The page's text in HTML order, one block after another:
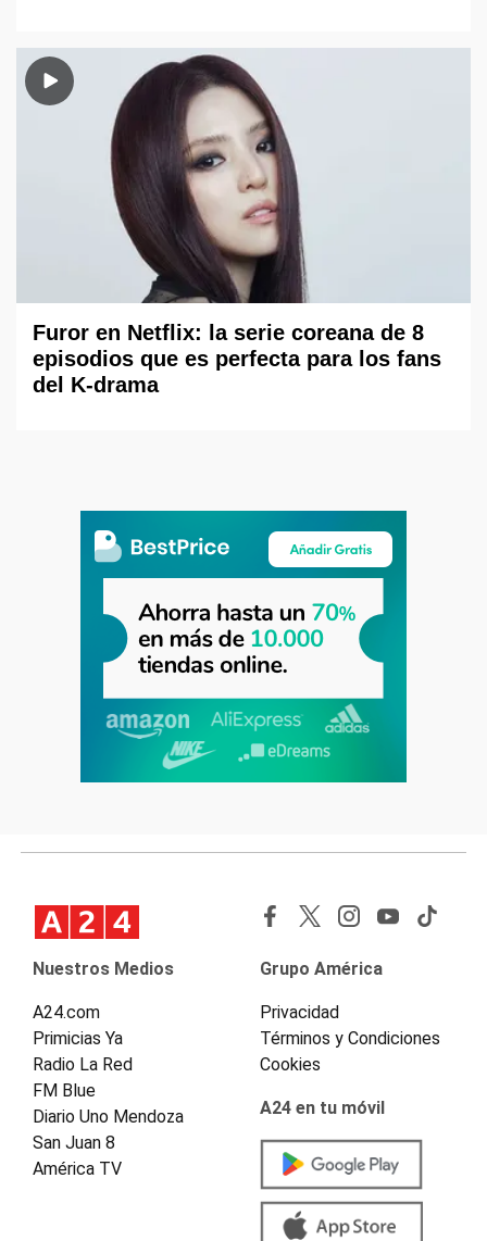
Furor en Netflix: la serie coreana de 8
episodios que es perfecta para los fans
del K-drama
Nuestros Medios
A24.com
Primicias Ya
Radio La Red
FM Blue
Diario Uno Mendoza
San Juan 8
América TV
Grupo América
Privacidad
Términos y Condiciones
Cookies
A24 en tu móvil